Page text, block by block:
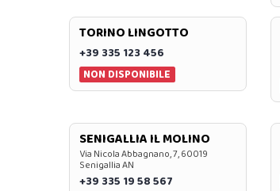
TORINO LINGOTTO
+39 335 123 456
NON DISPONIBILE
SENIGALLIA IL MOLINO
Via Nicola Abbagnano, 7, 60019
Senigallia AN
+39 335 19 58 567